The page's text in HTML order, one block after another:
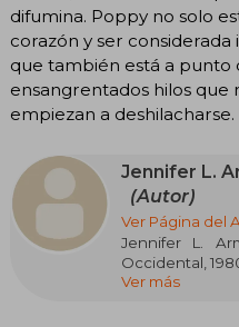
difumina. Poppy no solo
corazón y ser considerada
que también está a punto
ensangrentados hilos
empiezan a deshilacharse.
Jennifer L.
(Autor)
Ver Página del
Jennifer L.
Occidental,
Ver más